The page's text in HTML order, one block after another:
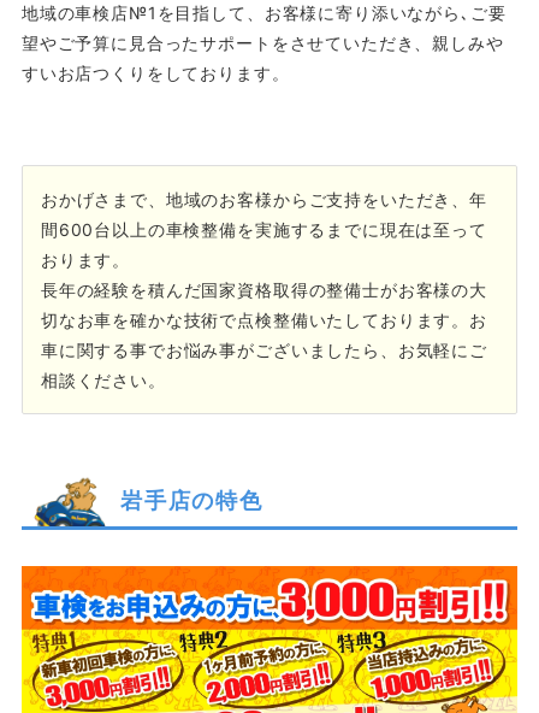
地域の車検店№1を目指して、お客様に寄り添いながら､ご要
望やご予算に見合ったサポートをさせていただき、親しみや
すいお店つくりをしております。
おかげさまで、地域のお客様からご支持をいただき、年
間600台以上の車検整備を実施するまでに現在は至って
おります。
長年の経験を積んだ国家資格取得の整備士がお客様の大
切なお車を確かな技術で点検整備いたしております。お
車に関する事でお悩み事がございましたら、お気軽にご
相談ください。
岩手店の特色